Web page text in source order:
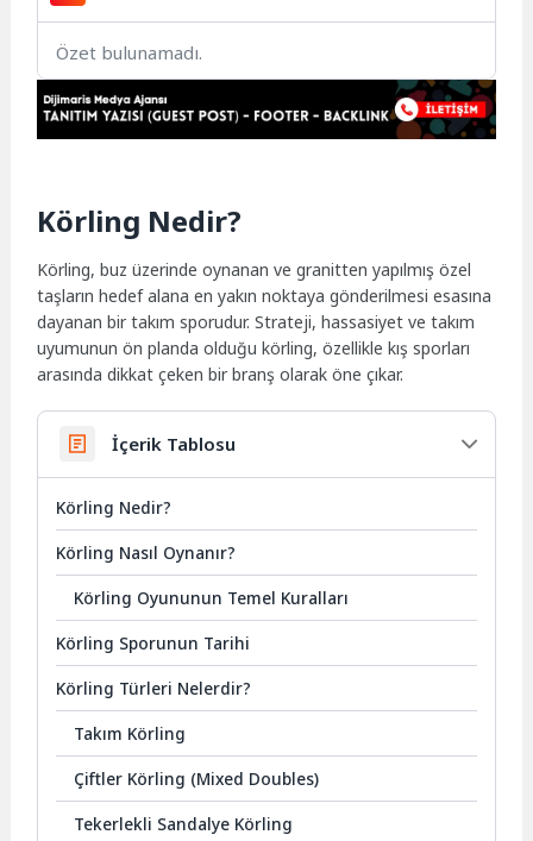
Özet bulunamadı.
Körling Nedir?
Körling, buz üzerinde oynanan ve granitten yapılmış özel
taşların hedef alana en yakın noktaya gönderilmesi esasına
dayanan bir takım sporudur. Strateji, hassasiyet ve takım
uyumunun ön planda olduğu körling, özellikle kış sporları
arasında dikkat çeken bir branş olarak öne çıkar.
İçerik Tablosu
Körling Nedir?
Körling Nasıl Oynanır?
Körling Oyununun Temel Kuralları
Körling Sporunun Tarihi
Körling Türleri Nelerdir?
Takım Körling
Çiftler Körling (Mixed Doubles)
Tekerlekli Sandalye Körling